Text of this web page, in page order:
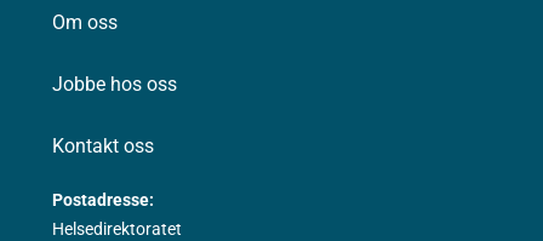
Om oss
Jobbe hos oss
Kontakt oss
Postadresse:
Helsedirektoratet